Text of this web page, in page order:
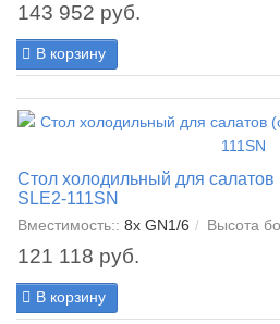
143 952 руб.
В корзину
Стол холодильный для салатов
SLE2-111SN
Вместимость:: 8x GN1/6 Высота
121 118 руб.
В корзину